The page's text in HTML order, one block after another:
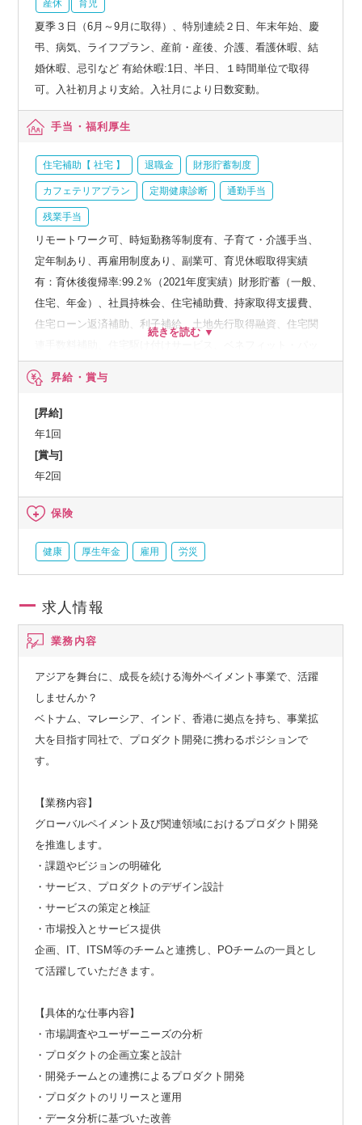
産休 育児
夏季３日（6月～9月に取得）、特別連続２日、年末年始、慶
弔、病気、ライフプラン、産前・産後、介護、看護休暇、結
婚休暇、忌引など 有給休暇:1日、半日、１時間単位で取得
可。入社初月より支給。入社月により日数変動。
手当・福利厚生
住宅補助【 社宅 】 退職金 財形貯蓄制度
カフェテリアプラン 定期健康診断 通勤手当
残業手当
リモートワーク可、時短勤務等制度有、子育て・介護手当、
定年制あり、再雇用制度あり、副業可、育児休暇取得実績
有：育休後復帰率:99.2％（2021年度実績）財形貯蓄（一般、
住宅、年金）、社員持株会、住宅補助費、持家取得支援費、
住宅ローン返済補助、利子補給、土地先行取得融資、住宅関
介護支援サービス、結婚祝い金、弔慰料、災害見舞金など、
社員食堂、企業年金（企業年金基金、確定拠出年金）、電気
通信共済会(個人年金、遺児育英基金)
昇給・賞与
[昇給]
年1回
[賞与]
年2回
保険
健康 厚生年金 雇用 労災
求人情報
業務内容
アジアを舞台に、成長を続ける海外ペイメント事業で、活躍
しませんか？
ベトナム、マレーシア、インド、香港に拠点を持ち、事業拡
大を目指す同社で、プロダクト開発に携わるポジションで
す。
【業務内容】
グローバルペイメント及び関連領域におけるプロダクト開発
を推進します。
・課題やビジョンの明確化
・サービス、プロダクトのデザイン設計
・サービスの策定と検証
・市場投入とサービス提供
企画、IT、ITSM等のチームと連携し、POチームの一員とし
て活躍していただきます。
【具体的な仕事内容】
・市場調査やユーザーニーズの分析
・プロダクトの企画立案と設計
・開発チームとの連携によるプロダクト開発
・プロダクトのリリースと運用
・データ分析に基づいた改善